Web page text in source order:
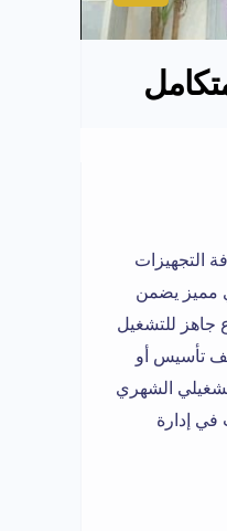
التجهيزات
مميز يضمن
جاهز للتشغيل
تأسيس أو
الشهري
في إدارة